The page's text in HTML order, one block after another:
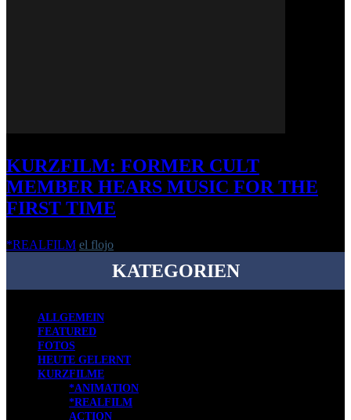
KURZFILM: FORMER CULT
MEMBER HEARS MUSIC FOR THE
FIRST TIME
*REALFILM el flojo
KATEGORIEN
ALLGEMEIN
FEATURED
FOTOS
HEUTE GELERNT
KURZFILME
*ANIMATION
*REALFILM
ACTION